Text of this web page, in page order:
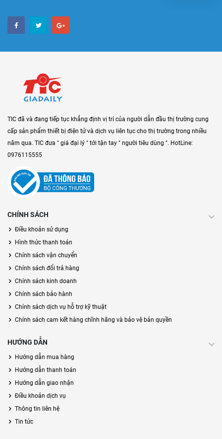
TIC đã và đang tiếp tục khẳng định vị trí của người dẫn đầu thị trường cung
cấp sản phẩm thiết bị điện tử và dịch vụ liên tục cho thị trường trong nhiều
năm qua. TIC đưa " giá đại lý " tới tận tay " người tiêu dùng ". HotLine:
0976115555
CHÍNH SÁCH
Điều khoản sử dụng
Hình thức thanh toán
Chính sách vận chuyển
Chính sách đổi trả hàng
Chính sách kinh doanh
Chính sách bảo hành
Chính sách dịch vụ hỗ trợ kỹ thuật
Chính sách cam kết hàng chĩnh hãng và bảo vệ bản quyền
HƯỚNG DẪN
Hướng dẫn mua hàng
Hướng dẫn thanh toán
Hướng dẫn giao nhận
Điều khoản dịch vụ
Thông tin liên hệ
Tin tức